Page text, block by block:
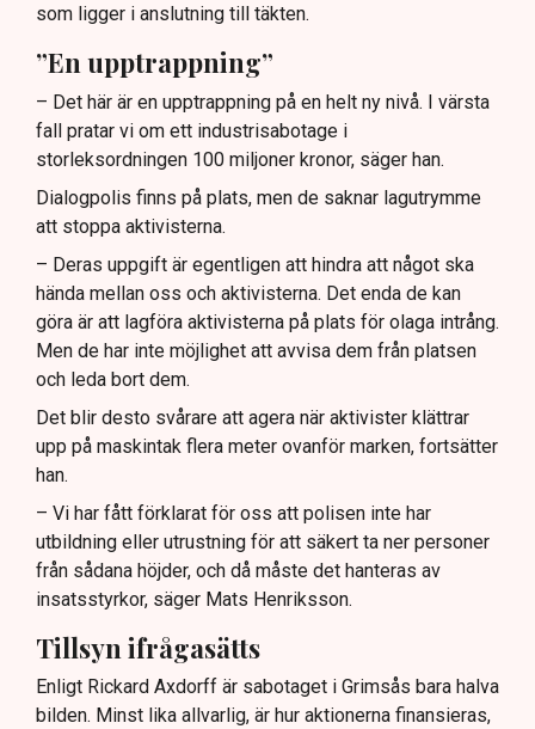
som ligger i anslutning till täkten.
”En upptrappning”
– Det här är en upptrappning på en helt ny nivå. I värsta
fall pratar vi om ett industrisabotage i
storleksordningen 100 miljoner kronor, säger han.
Dialogpolis finns på plats, men de saknar lagutrymme
att stoppa aktivisterna.
– Deras uppgift är egentligen att hindra att något ska
hända mellan oss och aktivisterna. Det enda de kan
göra är att lagföra aktivisterna på plats för olaga intrång.
Men de har inte möjlighet att avvisa dem från platsen
och leda bort dem.
Det blir desto svårare att agera när aktivister klättrar
upp på maskintak flera meter ovanför marken, fortsätter
han.
– Vi har fått förklarat för oss att polisen inte har
utbildning eller utrustning för att säkert ta ner personer
från sådana höjder, och då måste det hanteras av
insatsstyrkor, säger Mats Henriksson.
Tillsyn ifrågasätts
Enligt Rickard Axdorff är sabotaget i Grimsås bara halva
bilden. Minst lika allvarlig, är hur aktionerna finansieras,